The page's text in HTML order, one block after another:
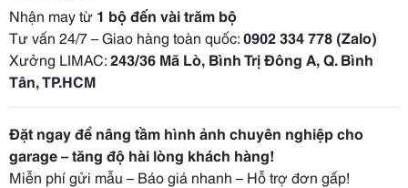
Nhận may từ 1 bộ đến vài trăm bộ
Tư vấn 24/7 – Giao hàng toàn quốc:0902 334 778 (Zalo)
Xưởng LIMAC:243/36 Mã Lò, Bình Trị Đông A, Q. Bình
Tân, TP.HCM
Đặt ngay để nâng tầm hình ảnh chuyên nghiệp cho
garage – tăng độ hài lòng khách hàng!
Miễn phí gửi mẫu – Báo giá nhanh – Hỗ trợ đơn gấp!